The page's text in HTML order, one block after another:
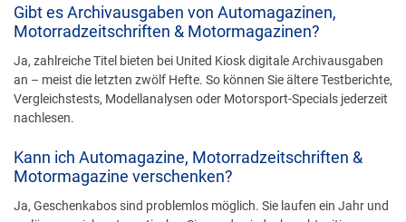
Gibt es Archivausgaben von Automagazinen,
Motorradzeitschriften & Motormagazinen?
Ja, zahlreiche Titel bieten bei United Kiosk digitale Archivausgaben
an – meist die letzten zwölf Hefte. So können Sie ältere Testberichte,
Vergleichstests, Modellanalysen oder Motorsport-Specials jederzeit
nachlesen.
Kann ich Automagazine, Motorradzeitschriften &
Motormagazine verschenken?
Ja, Geschenkabos sind problemlos möglich. Sie laufen ein Jahr und